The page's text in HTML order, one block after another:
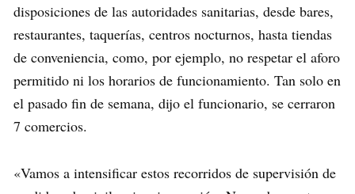
disposiciones de las autoridades sanitarias, desde bares,
restaurantes, taquerías, centros nocturnos, hasta tiendas
de conveniencia, como, por ejemplo, no respetar el aforo
permitido ni los horarios de funcionamiento. Tan solo en
el pasado fin de semana, dijo el funcionario, se cerraron
7 comercios.
«Vamos a intensificar estos recorridos de supervisión de